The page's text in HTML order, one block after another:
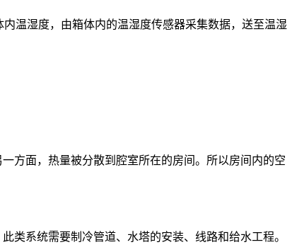
温湿度，由箱体内的温湿度传感器采集数据，送至温湿
方面，热量被分散到腔室所在的房间。所以房间内的空
系统需要制冷管道、水塔的安装、线路和给水工程。